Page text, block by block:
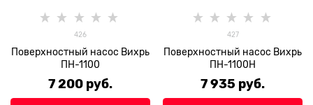
426
Поверхностный насос Вихрь
ПН-1100
7 200 руб.
427
Поверхностный насос Вихрь
ПН-1100Н
7 935 руб.